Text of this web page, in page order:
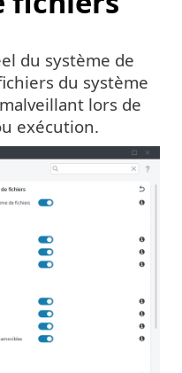
du système de
du système
lors de
exécution.